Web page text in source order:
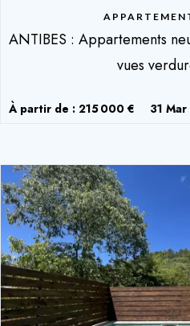
ANTIBES : Appartements
vues
À partir de : 215 000 € 31